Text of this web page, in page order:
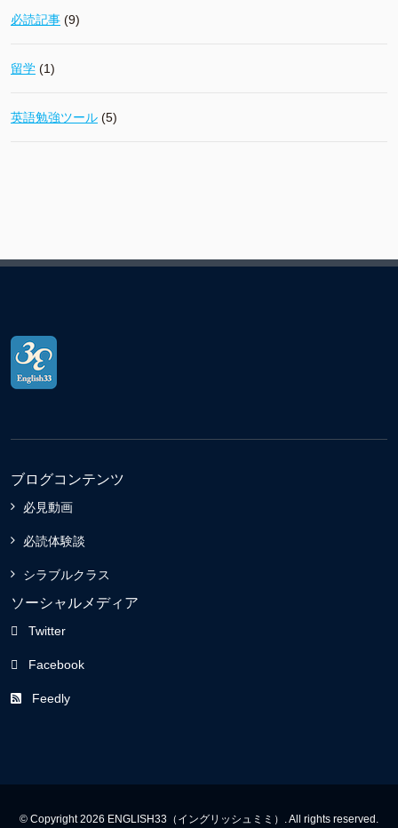
必読記事 (9)
留学 (1)
英語勉強ツール (5)
ブログコンテンツ
必見動画
必読体験談
シラブルクラス
ソーシャルメディア
Twitter
Facebook
Feedly
© Copyright 2026 ENGLISH33（イングリッシュミミ）. All rights reserved.